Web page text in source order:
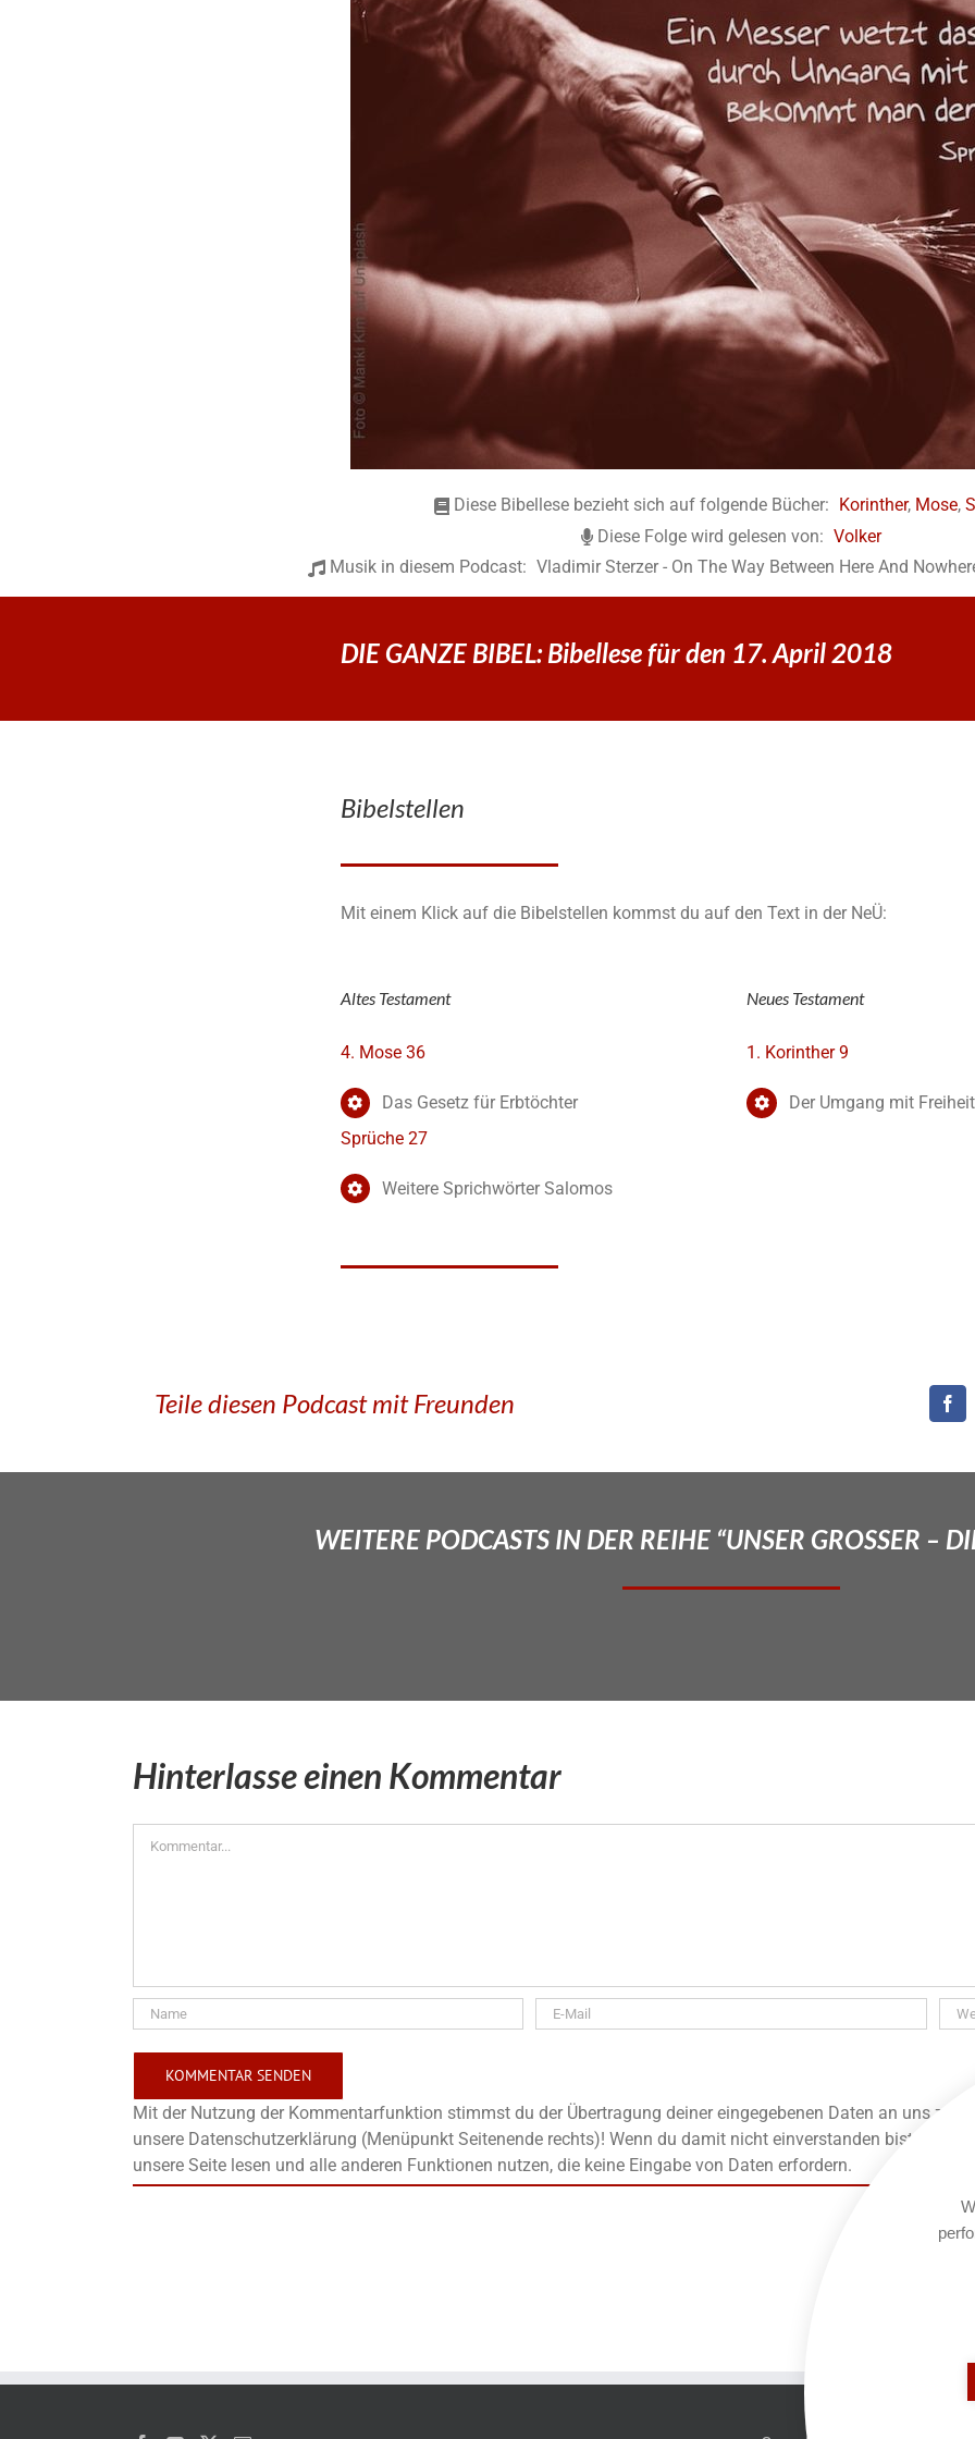
Diese Bibellese bezieht sich auf folgende Bücher: Korinther, Mose,
Diese Folge wird gelesen von: Volker
Musik in diesem Podcast: Vladimir Sterzer - On The Way Between Here And
DIE GANZE BIBEL: Bibellese für den 17. April 2018
Bibelstellen
Mit einem Klick auf die Bibelstellen kommst du auf den Text in der NeÜ:
Altes Testament
4. Mose 36
Das Gesetz für Erbtöchter
Sprüche 27
Weitere Sprichwörter Salomos
Neues Testament
1. Korinther 9
Der Umgang mit
Teile diesen Podcast mit Freunden
WEITERE PODCASTS IN DER REIHE “UNSER GROSSER –
Hinterlasse einen Kommentar
Mit der Nutzung der Kommentarfunktion stimmst du der Übertragung deiner eingegebenen Daten an uns zu,
unsere Datenschutzerklärung (Menüpunkt Seitenende rechts)! Wenn du damit nicht einverstanden bist,
unsere Seite lesen und alle anderen Funktionen nutzen, die keine Eingabe von Daten erfordern.